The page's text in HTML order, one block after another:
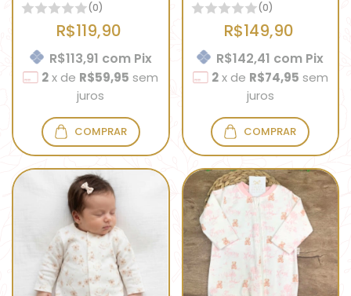
(0)
R$119,90
R$113,91 com Pix
2 x de R$59,95 sem
juros
COMPRAR
(0)
R$149,90
R$142,41 com Pix
2 x de R$74,95 sem
juros
COMPRAR